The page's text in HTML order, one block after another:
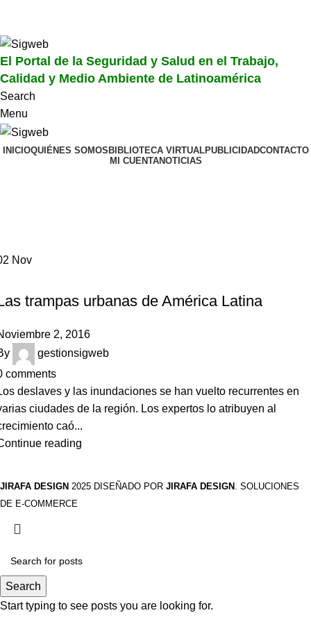
El Portal de la Seguridad y Salud en el Trabajo,
Calidad y Medio Ambiente de Latinoamérica
Search
Menu
INICIOQUIÉNES SOMOSBIBLIOTECA VIRTUALPUBLICIDADCONTACTO
MI CUENTANOTICIAS
Nov
trampas urbanas de América Latina
2, 2016
gestionsigweb
comments
deslaves y las inundaciones se han vuelto recurrentes en
ciudades de la región. Los expertos lo atribuyen al
caó...
reading
JIRAFA DESIGN 2025 DISEÑADO POR JIRAFA DESIGN . SOLUCIONES
DE E-COMMERCE
Search
Start typing to see posts you are looking for.